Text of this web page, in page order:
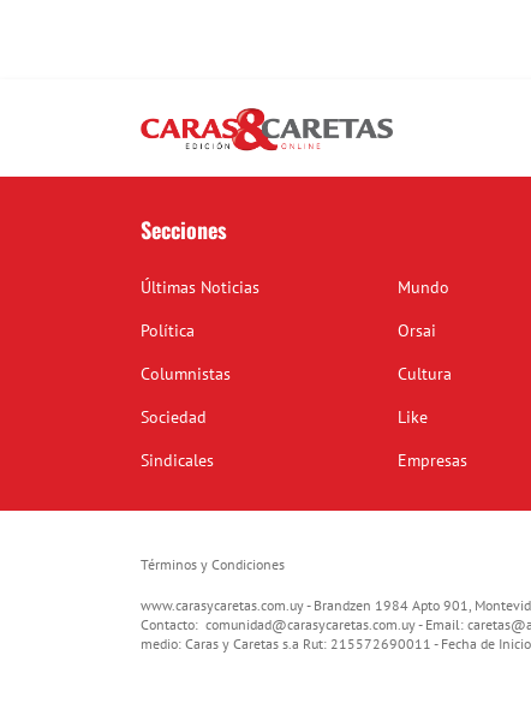
Secciones
Últimas Noticias
Política
Columnistas
Sociedad
Sindicales
Mundo
Orsai
Cultura
Like
Empresas
Términos y Condiciones
www.carasycaretas.com.uy - Brandzen 1984 Apto 901,
Contacto: comunidad@carasycaretas.com.uy- Email:
medio: Caras y Caretas s.a Rut: 215572690011 - Fecha de